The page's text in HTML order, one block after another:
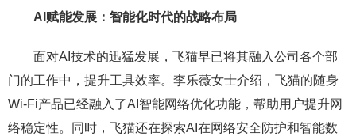
AI赋能发展：智能化时代的战略布局
面对AI技术的迅猛发展，飞猫早已将其融入公司各个部
门的工作中，提升工具效率。李乐薇女士介绍，飞猫的随身
Wi-Fi产品已经融入了AI智能网络优化功能，帮助用户提升网
络稳定性。同时，飞猫还在探索AI在网络安全防护和智能数